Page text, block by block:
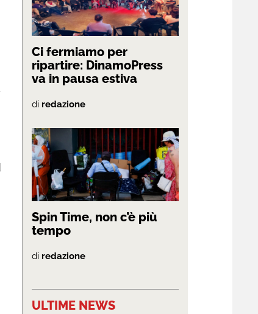
Ci fermiamo per
ripartire: DinamoPress
va in pausa estiva
di redazione
Spin Time, non c’è più
tempo
di redazione
ULTIME NEWS